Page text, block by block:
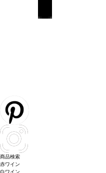
商品検索
赤ワイン
白ワイン